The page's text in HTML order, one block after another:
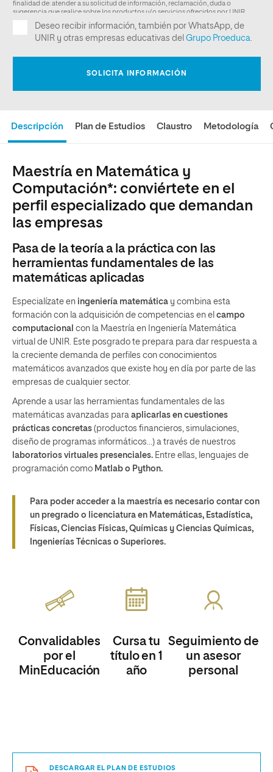
Descripción Plan de Estudios Claustro Metodología
Maestría en Matemática y
Computación*: conviértete en el
perfil especializado que demandan
las empresas
Pasa de la teoría a la práctica con las
herramientas fundamentales de las
matemáticas aplicadas
Especialízate en ingeniería matemática y combina esta
formación con la adquisición de competencias en el campo
computacional con la Maestría en Ingeniería Matemática
virtual de UNIR. Este posgrado te prepara para dar respuesta a
la creciente demanda de perfiles con conocimientos
matemáticos avanzados que existe hoy en día por parte de las
empresas de cualquier sector.
Aprende a usar las herramientas fundamentales de las
matemáticas avanzadas para aplicarlas en cuestiones
prácticas concretas (productos financieros, simulaciones,
diseño de programas informáticos...) a través de nuestros
laboratorios virtuales presenciales. Entre ellas, lenguajes de
programación como Matlab o Python.
Para poder acceder a la maestría es necesario contar con
un pregrado o licenciatura en Matemáticas, Estadística,
Físicas, Ciencias Físicas, Químicas y Ciencias Químicas,
Ingenierías Técnicas o Superiores.
Convalidables
por el
MinEducación
Cursa tu
título en 1
año
Seguimiento de
un asesor
personal
DESCARGAR EL PLAN DE ESTUDIOS